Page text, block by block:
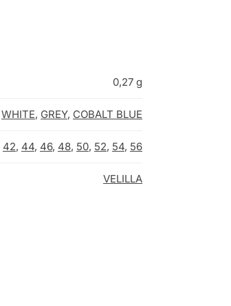
0,27 g
WHITE, GREY, COBALT BLUE
42, 44, 46, 48, 50, 52, 54, 56
VELILLA